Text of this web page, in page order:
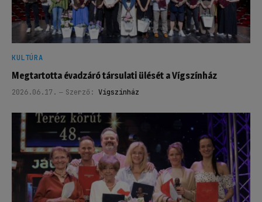
KULTÚRA
Megtartotta évadzáró társulati ülését a Vígszínház
2026.06.17. Szerző: Vígszínház